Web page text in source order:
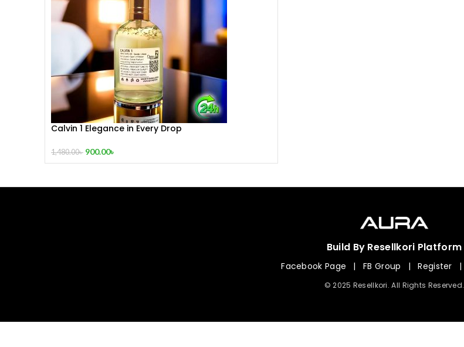
Calvin 1 Elegance in Every Drop
1,480.00৳ 900.00৳
Build By Resellkori Platform
Facebook Page | FB Group | Register |
© 2025 Resellkori. All Rights Reserved.